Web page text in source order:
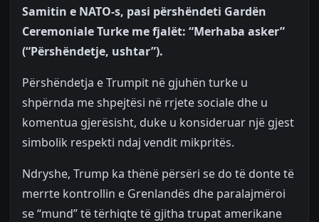
Samitin e NATO-s, pasi përshëndeti Gardën
Ceremoniale Turke me fjalët: “Merhaba asker”
(“Përshëndetje, ushtar”).
Përshëndetja e Trumpit në gjuhën turke u
shpërnda me shpejtësi në rrjete sociale dhe u
komentua gjerësisht, duke u konsideruar një gjest
simbolik respekti ndaj vendit mikpritës.
Ndryshe, Trump ka thënë përsëri se do të donte të
merrte kontrollin e Grenlandës dhe paralajmëroi
se “mund” të tërhiqte të gjitha trupat amerikane